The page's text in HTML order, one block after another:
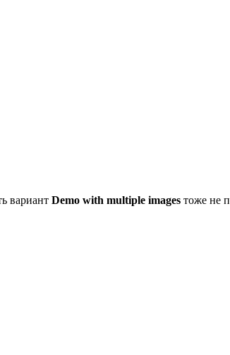
вариант Demo with multiple images тоже не